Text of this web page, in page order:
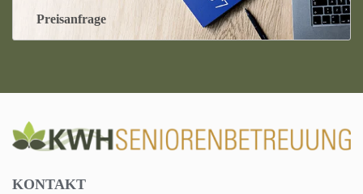
Preisanfrage
KONTAKT